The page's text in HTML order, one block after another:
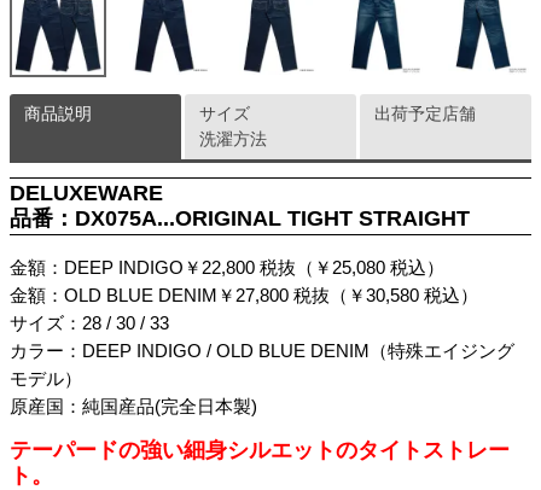
商品説明
DELUXEWARE
品番：DX075A...ORIGINAL TIGHT STRAIGHT
金額：DEEP INDIGO￥22,800 税抜（￥25,080 税込）
金額：OLD BLUE DENIM￥27,800 税抜（￥30,580 税込）
サイズ：28 / 30 / 33
カラー：DEEP INDIGO / OLD BLUE DENIM（特殊エイジング
モデル）
原産国：純国産品(完全日本製)
テーパードの強い細身シルエットのタイトストレー
ト。
サイズ
洗濯方法
出荷予定店舗